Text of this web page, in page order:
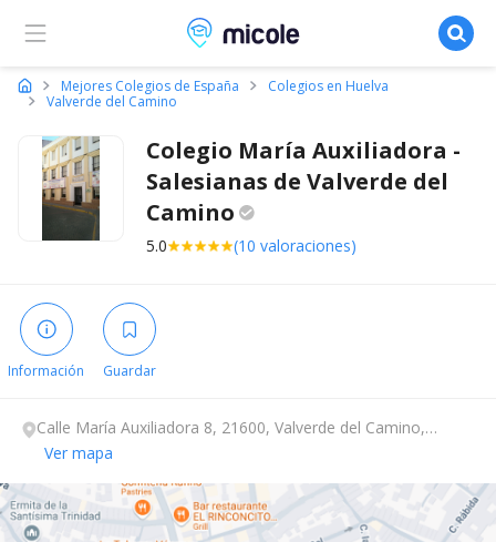
Micole, buscador de colegios
Mejores Colegios de España
Colegios en Huelva
Valverde del Camino
Colegio María Auxiliadora -
Salesianas de Valverde del
Camino
5.0 (10 valoraciones)
Información Guardar
Calle María Auxiliadora 8, 21600, Valverde del Camino,
Huelva.
Ver mapa